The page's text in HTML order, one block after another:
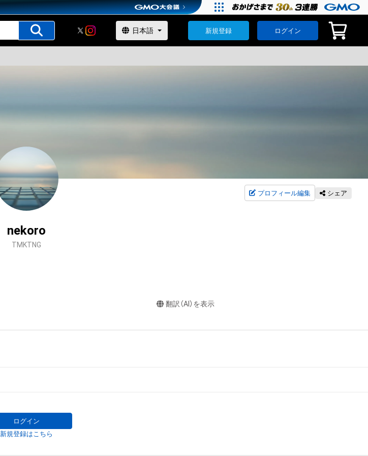
新規登録 ログイン
プロフィール編集 シェア
nekoro
TMKTNG
翻訳（AI）を表示
ログイン
新規登録はこちら